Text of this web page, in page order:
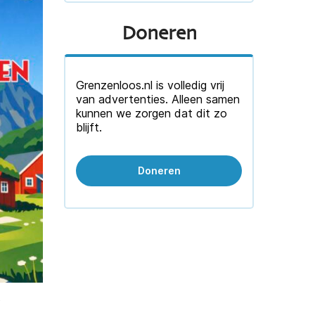
Doneren
Grenzenloos.nl is volledig vrij
van advertenties. Alleen samen
kunnen we zorgen dat dit zo
blijft.
Doneren